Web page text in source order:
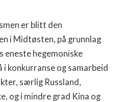
er blitt den
i Midtøsten, på grunnlag
eneste hegemoniske
konkurranse og samarbeid
særlig Russland,
og i mindre grad Kina og